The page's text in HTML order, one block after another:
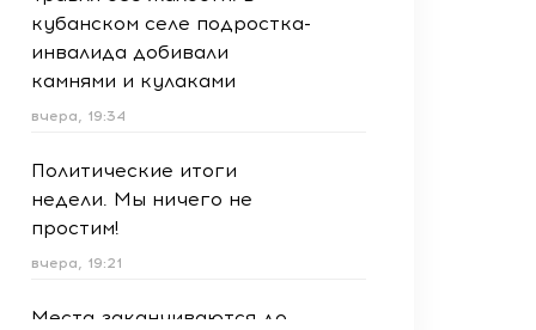
кубанском селе подростка-
инвалида добивали
камнями и кулаками
вчера, 19:34
Политические итоги
недели. Мы ничего не
простим!
вчера, 19:21
Места заканчиваются до